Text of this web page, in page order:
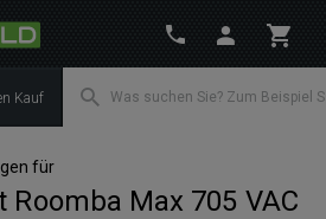
Kauf
für
Roomba Max 705 VAC